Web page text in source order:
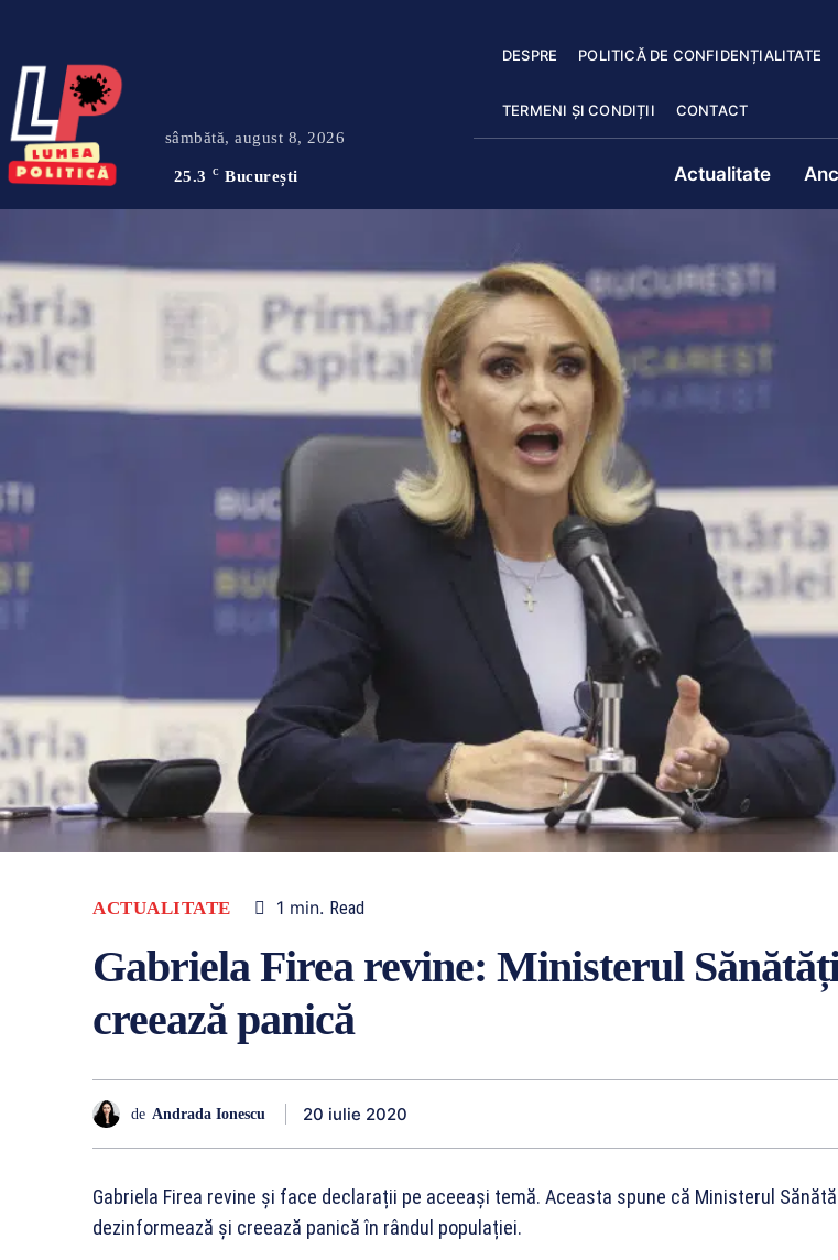
sâmbătă, august 8, 2026
25.3 C București
DESPRE POLITICĂ DE CONFIDENȚIALITATE
TERMENI ȘI CONDIȚII CONTACT
Actualitate
ACTUALITATE 1 min. Read
Gabriela Firea revine: Ministerul
creează panică
de Andrada Ionescu 20 iulie 2020
Gabriela Firea revine și face declarații pe aceeași temă. Aceasta spune că Ministerul
dezinformează și creează panică în rândul populației.